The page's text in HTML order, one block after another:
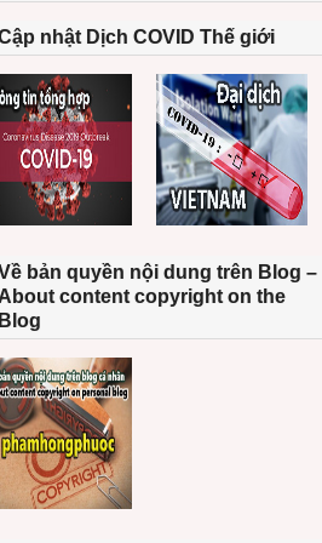
nhật Dịch COVID Thế giới
bản quyền nội dung trên Blog –
content copyright on the
Blog